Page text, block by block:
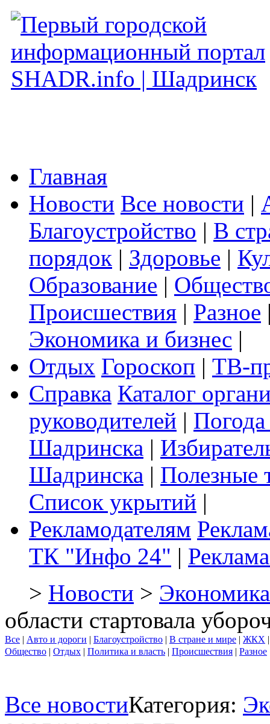
Главная
Новости Все новости |
Благоустройство | В
порядок | Здоровье |
Образование |
Происшествия | Разное
Экономика и бизнес |
Отдых Гороскоп | ТВ-
Справка Каталог
руководителей |
Шадринска |
Шадринска | Полезные
Список укрытий |
Рекламодателям
ТК "Инфо 24" |
> Новости >
области стартовала
Все | Авто и дороги | Благоустройство | В стране и мире | ЖКХ
Общество | Отдых | Политика и власть | Происшествия | Разное
Все новостиКатегория: